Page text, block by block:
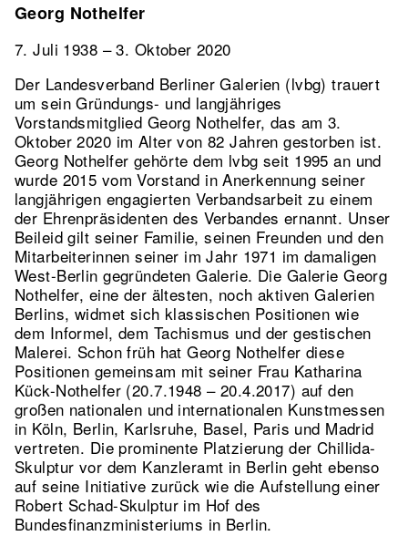
Georg Nothelfer
7. Juli 1938 – 3. Oktober 2020
Der Landesverband Berliner Galerien (lvbg) trauert
um sein Gründungs- und langjähriges
Vorstandsmitglied Georg Nothelfer, das am 3.
Oktober 2020 im Alter von 82 Jahren gestorben ist.
Georg Nothelfer gehörte dem lvbg seit 1995 an und
wurde 2015 vom Vorstand in Anerkennung seiner
langjährigen engagierten Verbandsarbeit zu einem
der Ehrenpräsidenten des Verbandes ernannt. Unser
Beileid gilt seiner Familie, seinen Freunden und den
Mitarbeiterinnen seiner im Jahr 1971 im damaligen
West-Berlin gegründeten Galerie. Die Galerie Georg
Nothelfer, eine der ältesten, noch aktiven Galerien
Berlins, widmet sich klassischen Positionen wie
dem Informel, dem Tachismus und der gestischen
Malerei. Schon früh hat Georg Nothelfer diese
Positionen gemeinsam mit seiner Frau Katharina
Kück-Nothelfer (20.7.1948 – 20.4.2017) auf den
großen nationalen und internationalen Kunstmessen
in Köln, Berlin, Karlsruhe, Basel, Paris und Madrid
vertreten. Die prominente Platzierung der Chillida-
Skulptur vor dem Kanzleramt in Berlin geht ebenso
auf seine Initiative zurück wie die Aufstellung einer
Robert Schad-Skulptur im Hof des
Bundesfinanzministeriums in Berlin.